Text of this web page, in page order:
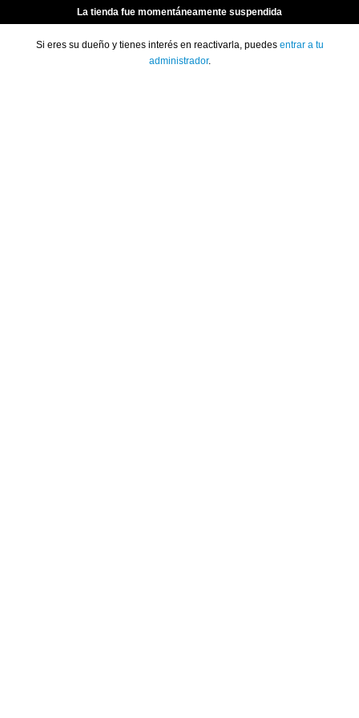
La tienda fue momentáneamente suspendida
Si eres su dueño y tienes interés en reactivarla, puedes entrar a tu
administrador.